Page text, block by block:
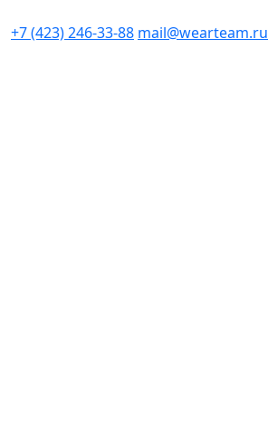
+7 (423) 246-33-88 mail@wearteam.ru